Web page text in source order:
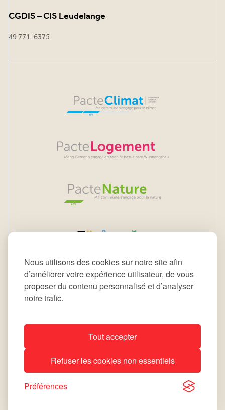
Nous utilisons des cookies sur notre site afin
d’améliorer votre expérience utilisateur, de vous
proposer du contenu personnalisé et d’analyser
notre trafic.
Tout accepter
Refuser les cookies non essentiels
Préférences
CGDIS – CIS Leudelange
49 771-6375
All rights reserved © 2026 Commune de Leudelange